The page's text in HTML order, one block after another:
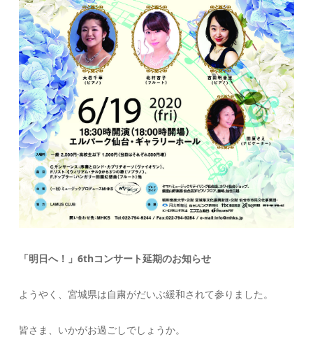
「明日へ！」6thコンサート延期のお知らせ
ようやく、宮城県は自粛がだいぶ緩和されて参りました。
皆さま、いかがお過ごしでしょうか。